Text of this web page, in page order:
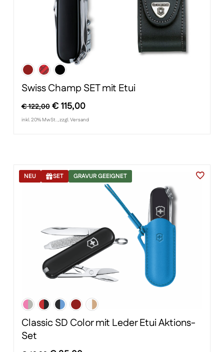
Swiss Champ SET mit Etui
€122,00 Ursprünglicher
Preis
€115,00Aktueller
Preis
inkl. 20% MwSt. , zzgl. Versand
NEU SET GRAVUR GEEIGNET
Classic SD Color mit Leder Etui Aktions-
Set